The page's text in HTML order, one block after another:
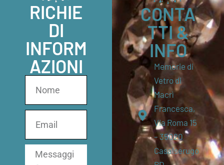
RICHIE
DI
INFORM
AZIONI
CONTA
TTI &
INFO
Memorie di
Vetro di
Macrì
Francesca,
Via Roma 15
– 35020
Casalserugo